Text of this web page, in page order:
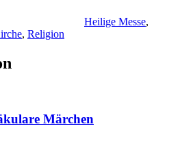
Heilige Messe,
, Religion
Märchen